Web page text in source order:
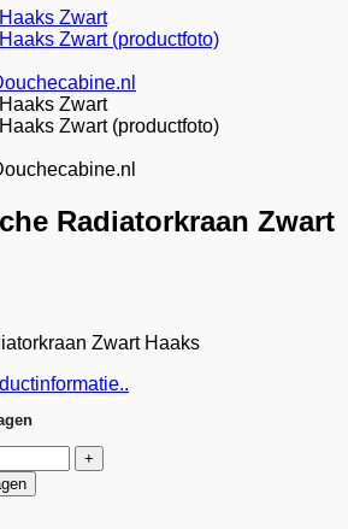
Radiatorkraan Zwart
Zwart Haaks